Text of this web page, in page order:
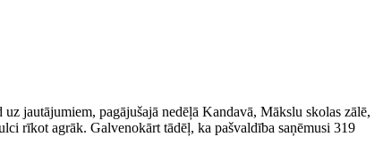
jautājumiem, pagājušajā nedēļā Kandavā, Mākslu skolas zālē,
rīkot agrāk. Galvenokārt tādēļ, ka pašvaldība saņēmusi 319